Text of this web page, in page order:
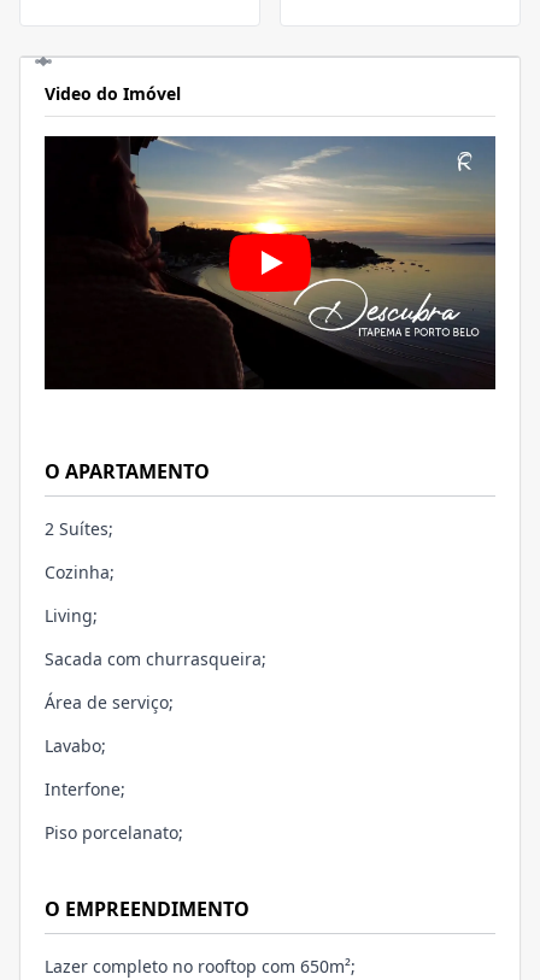
Video do Imóvel
O APARTAMENTO
2 Suítes;
Cozinha;
Living;
Sacada com churrasqueira;
Área de serviço;
Lavabo;
Interfone;
Piso porcelanato;
O EMPREENDIMENTO
Lazer completo no rooftop com 650m²;